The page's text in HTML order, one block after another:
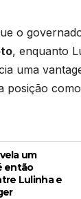
o
, enquanto
uma
posição
um
então
Lulinha e